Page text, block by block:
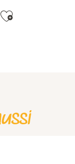
Ajouter aux favoris